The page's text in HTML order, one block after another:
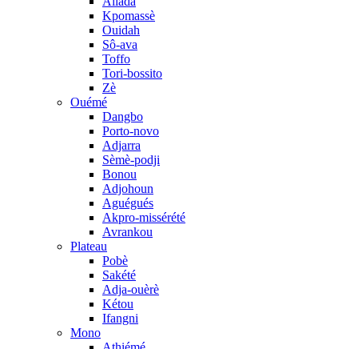
Kpomassè
Ouidah
Sô-ava
Toffo
Tori-bossito
Zè
Ouémé
Dangbo
Porto-novo
Adjarra
Sèmè-podji
Bonou
Adjohoun
Aguégués
Akpro-missérété
Avrankou
Plateau
Pobè
Sakété
Adja-ouèrè
Kétou
Ifangni
Mono